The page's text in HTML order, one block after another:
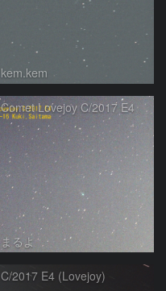
kem.kem
Comet Lovejoy C/2017 E4
まるよ
C/2017 E4 (Lovejoy)